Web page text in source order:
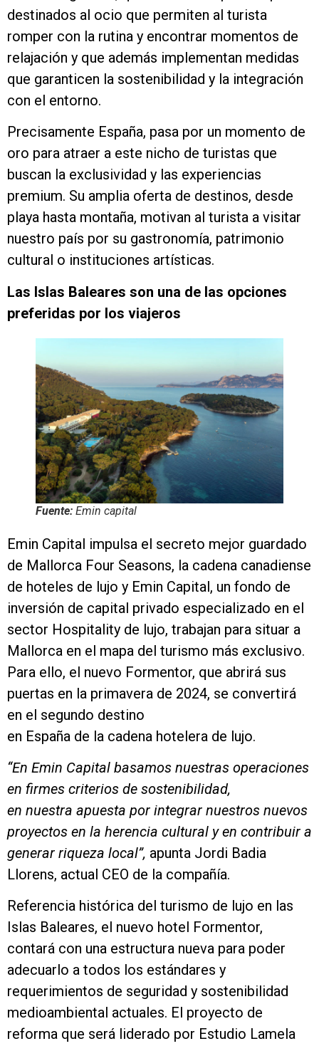
destinados al ocio que permiten al turista
romper con la rutina y encontrar momentos de
relajación y que además implementan medidas
que garanticen la sostenibilidad y la integración
con el entorno.
Precisamente España, pasa por un momento de
oro para atraer a este nicho de turistas que
buscan la exclusividad y las experiencias
premium. Su amplia oferta de destinos, desde
playa hasta montaña, motivan al turista a visitar
nuestro país por su gastronomía, patrimonio
cultural o instituciones artísticas.
Las Islas Baleares son una de las opciones
preferidas por los viajeros
Fuente: Emin capital
Emin Capital impulsa el secreto mejor guardado
de Mallorca Four Seasons, la cadena canadiense
de hoteles de lujo y Emin Capital, un fondo de
inversión de capital privado especializado en el
sector Hospitality de lujo, trabajan para situar a
Mallorca en el mapa del turismo más exclusivo.
Para ello, el nuevo Formentor, que abrirá sus
puertas en la primavera de 2024, se convertirá
en el segundo destino
en España de la cadena hotelera de lujo.
“En Emin Capital basamos nuestras operaciones
en firmes criterios de sostenibilidad,
en nuestra apuesta por integrar nuestros nuevos
proyectos en la herencia cultural y en contribuir a
generar riqueza local”, apunta Jordi Badia
Llorens, actual CEO de la compañía.
Referencia histórica del turismo de lujo en las
Islas Baleares, el nuevo hotel Formentor,
contará con una estructura nueva para poder
adecuarlo a todos los estándares y
requerimientos de seguridad y sostenibilidad
medioambiental actuales. El proyecto de
reforma que será liderado por Estudio Lamela